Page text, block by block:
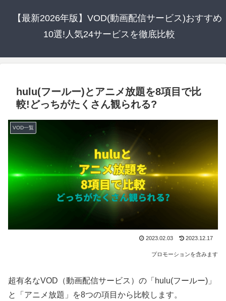
【最新2026年版】VOD(動画配信サービス)おすすめ
10選!人気24サービスを徹底比較
hulu(フールー)とアニメ放題を8項目で比
較!どっちがたくさん観られる?
VOD一覧
2023.02.03 2023.12.17
プロモーションを含みます
超有名なVOD（動画配信サービス）の「hulu(フールー)」
と「アニメ放題」を8つの項目から比較します。